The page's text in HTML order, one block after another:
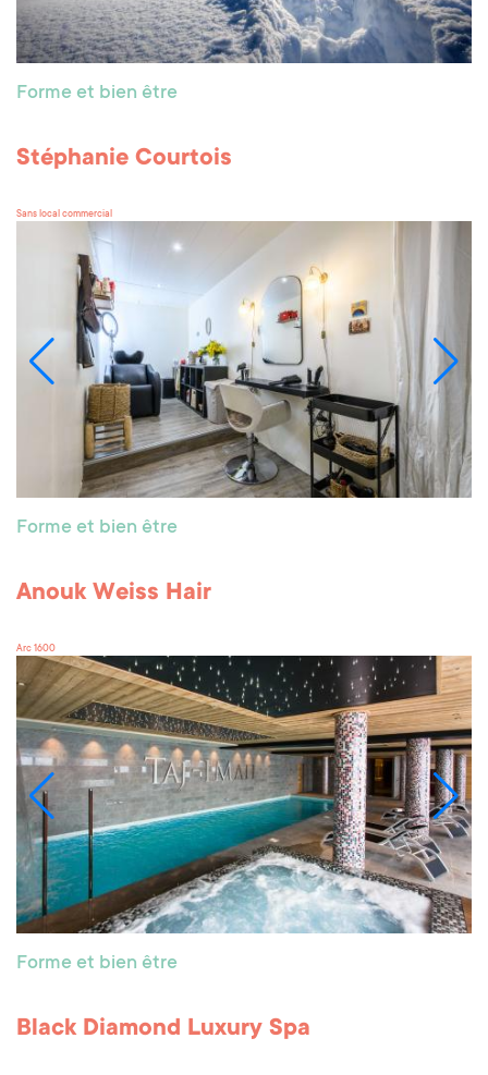
Forme et bien être
Stéphanie Courtois
Sans local commercial
Forme et bien être
Anouk Weiss Hair
Arc 1600
Forme et bien être
Black Diamond Luxury Spa